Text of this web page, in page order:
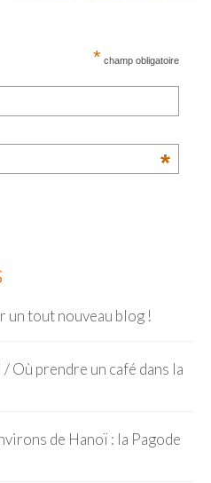
* champ obligatoire
*
un tout nouveau blog !
Où prendre un café dans la
de Hanoï : la Pagode